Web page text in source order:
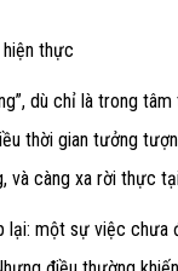
thực
dù chỉ là trong
thời gian tưởng
và càng xa rời thực
lại: một sự việc